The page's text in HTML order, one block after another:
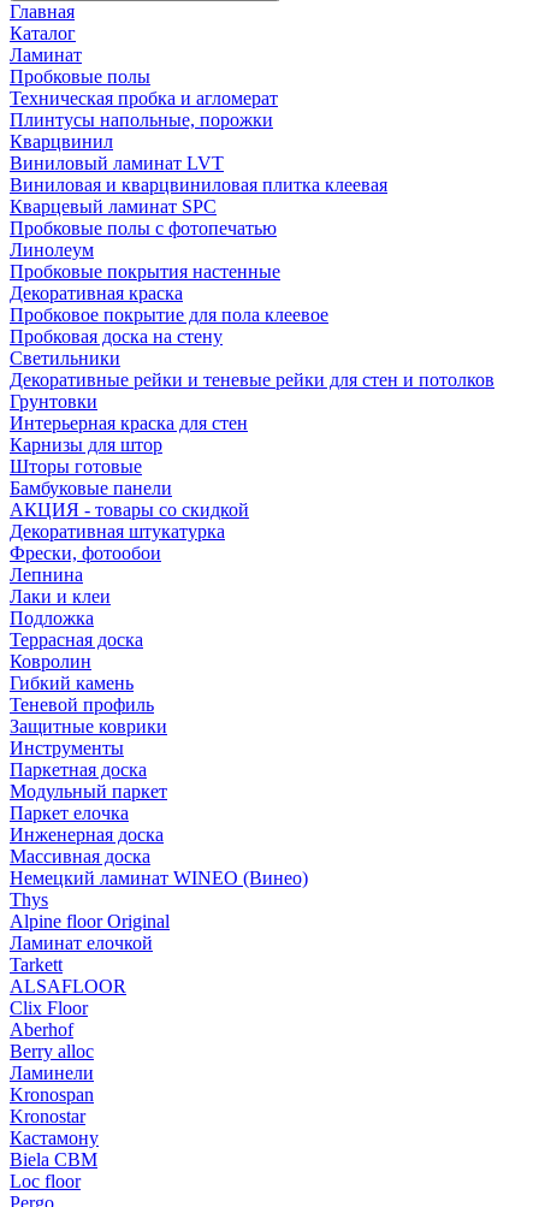
Главная
Каталог
Ламинат
Пробковые полы
Техническая пробка и агломерат
Плинтусы напольные, порожки
Кварцвинил
Виниловый ламинат LVT
Виниловая и кварцвиниловая плитка клеевая
Кварцевый ламинат SPC
Пробковые полы с фотопечатью
Линолеум
Пробковые покрытия настенные
Декоративная краска
Пробковое покрытие для пола клеевое
Пробковая доска на стену
Светильники
Декоративные рейки и теневые рейки для стен и потолков
Грунтовки
Интерьерная краска для стен
Карнизы для штор
Шторы готовые
Бамбуковые панели
АКЦИЯ - товары со скидкой
Декоративная штукатурка
Фрески, фотообои
Лепнина
Лаки и клеи
Подложка
Террасная доска
Ковролин
Гибкий камень
Теневой профиль
Защитные коврики
Инструменты
Паркетная доска
Модульный паркет
Паркет елочка
Инженерная доска
Массивная доска
Немецкий ламинат WINEO (Винео)
Thys
Alpine floor Original
Ламинат елочкой
Tarkett
ALSAFLOOR
Clix Floor
Aberhof
Berry alloc
Ламинели
Kronospan
Kronostar
Кастамону
Biela CBM
Loc floor
Pergo